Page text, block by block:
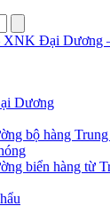
Dương
bộ hàng
biển hàng từ